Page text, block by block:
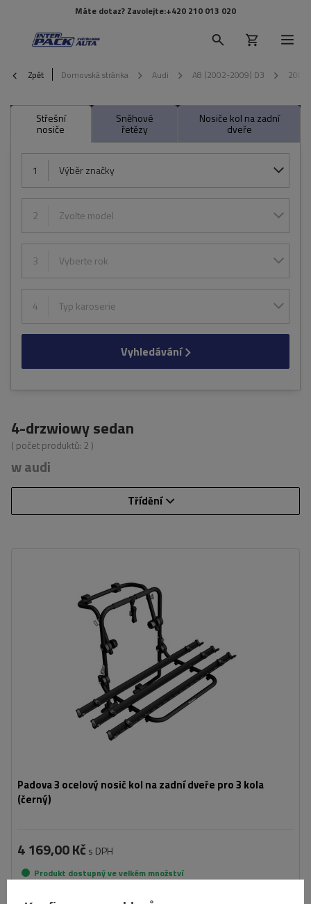
Máte dotaz? Zavolejte:+420 210 013 020
Zpět Domovská stránka Audi A8 (2002-2009) D3 2007
Střešní
nosiče
Sněhové
řetězy
Nosiče kol na zadní
dveře
1 Výběr značky
2 Zvolte model
3 Vyberte rok
4 Typ karoserie
Vyhledávání
4-drzwiowy sedan
( počet produktů: 2 )
w audi
Třídění
Padova 3 ocelový nosič kol na zadní dveře pro 3 kola
(černý)
Nosnost nosiče jízdních kol:
45 kg
univerzální montážní systém
kompatibilní se všemi typy karoserií
4 169,00 Kč s DPH
Produkt dostupný ve velkém množství